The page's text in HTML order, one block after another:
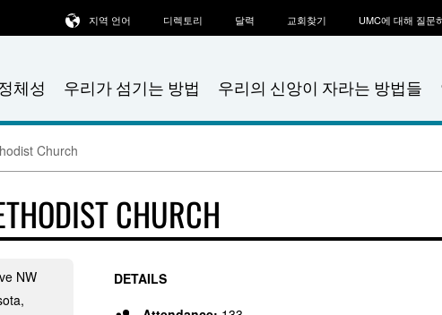
체성 우리가 섬기는 방법 우리의 신앙이 자라는 방법들
지역 언어 디렉토리 달력 교회찾기 UMC에 대해 질문
Church
CHURCH
NW
DETAILS